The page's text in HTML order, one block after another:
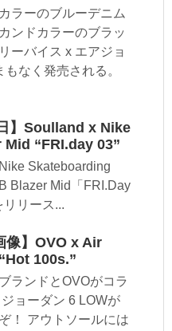
ラーのブルーデニム
ンドカラーのブラッ
ーバイス x エアジョ
なく発売される。
】Soulland x Nike
“FRI.day 03”
Skateboarding
Blazer Mid「FRI.Day
リリース...
像】OVO x Air
100s.”
ランドとOVOがコラ
ョーダン 6 LOWが
！ アウトソールには